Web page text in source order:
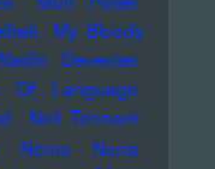
My Bloody
Nadin Deventer
Of Language
Neil Tennant
Nemo
Nena